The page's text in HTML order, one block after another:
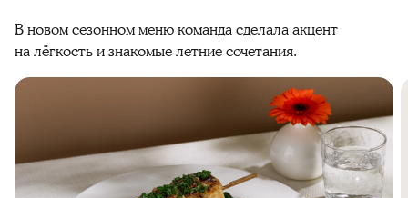
В новом сезонном меню команда сделала акцент
на лёгкость и знакомые летние сочетания.